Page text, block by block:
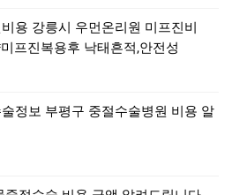
용 강릉시 우먼온리원 미프진비
프진복용후 낙태흔적,안전성
정보 부평구 중절수술병원 비용 알